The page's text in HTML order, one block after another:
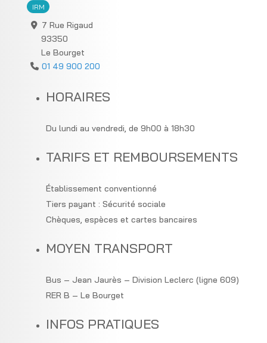
IRM
7 Rue Rigaud
93350
Le Bourget
01 49 900 200
HORAIRES
Du lundi au vendredi, de 9h00 à 18h30
TARIFS ET REMBOURSEMENTS
Établissement conventionné
Tiers payant : Sécurité sociale
Chèques, espèces et cartes bancaires
MOYEN TRANSPORT
Bus – Jean Jaurès – Division Leclerc (ligne 609)
RER B – Le Bourget
INFOS PRATIQUES